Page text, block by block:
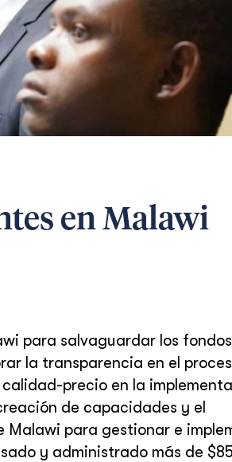
en Malawi
para salvaguardar los fondos
la transparencia en el
precio en la
de capacidades y el
para gestionar e
y administrado más de